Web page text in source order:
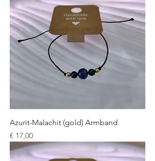
Azurit-Malachit (gold) Armband
Preis
€ 17,00